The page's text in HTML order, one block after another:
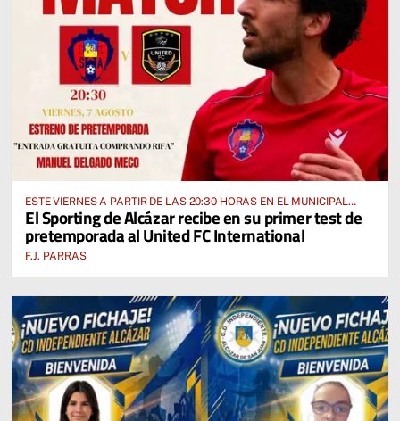
ESTE VIERNES A PARTIR DE LAS 20:30 HORAS EN EL MUNICIPAL
“MANUEL DELGADO MECO”
El Sporting de Alcázar recibe en su primer test de
pretemporada al United FC International
F.J. PARRAS